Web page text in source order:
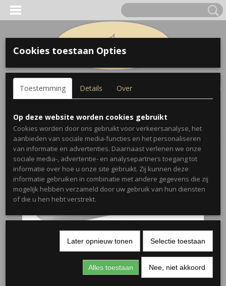
Inloggen Registreren
(0)
Home >Accessoires>Verlichting>Boston MSL-1800 XXL
lessenaarlamp met 18 dimbare LED's
Cookies toestaan Opties
Toestemming Details Over
Op deze website worden cookies gebruikt
Cookies worden door ons gebruikt voor verkeersanalyse, het
aanbieden van sociale media-functies en het personaliseren
van informatie en advertenties. Daarnaast verlenen we onze
sociale media-, advertentie- en analysepartners toegang tot
informatie over hoe u onze site gebruikt. Zij kunnen deze
informatie gebruiken in combinatie met andere gegevens die zij
mogelijk hebben verzameld door uw gebruik van hun diensten
of die u hen hebt verstrekt.
Later opnieuw tonen Selectie toestaan
Alles toestaan Nee, niet akkoord